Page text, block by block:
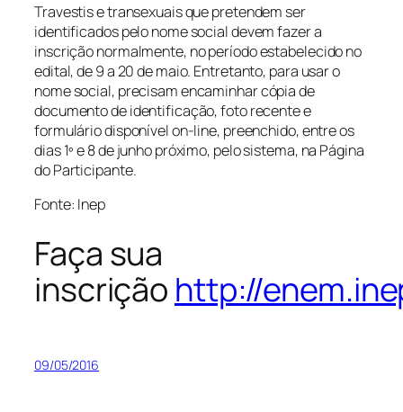
Travestis e transexuais que pretendem ser
identificados pelo nome social devem fazer a
inscrição normalmente, no período estabelecido no
edital, de 9 a 20 de maio. Entretanto, para usar o
nome social, precisam encaminhar cópia de
documento de identificação, foto recente e
formulário disponível on-line, preenchido, entre os
dias 1º e 8 de junho próximo, pelo sistema, na Página
do Participante.
Fonte: Inep
Faça sua
inscrição http://
09/05/2016